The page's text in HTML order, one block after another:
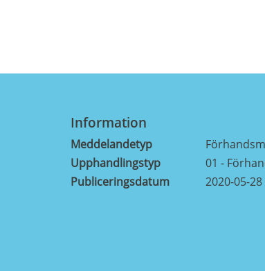
Information
Meddelandetyp
Upphandlingstyp
01 -
Publiceringsdatum
2020-05-